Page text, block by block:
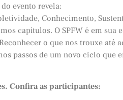
evento revela:
Conhecimento,
capítulos. O SPFW é em sua
o que nos trouxe
passos de um novo ciclo que
Confira as participantes: